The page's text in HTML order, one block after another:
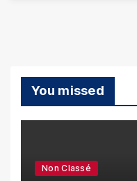
You missed
Non Classé